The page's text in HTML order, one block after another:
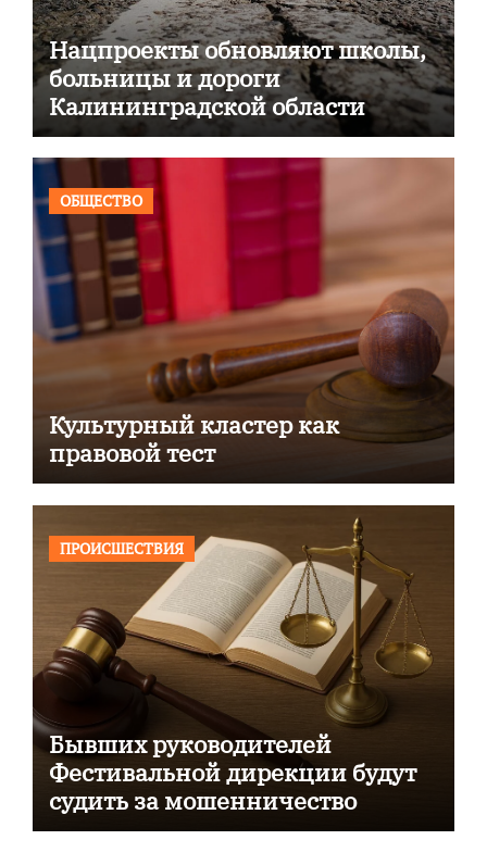
Нацпроекты обновляют школы,
больницы и дороги
Калининградской области
ОБЩЕСТВО
Культурный кластер как
правовой тест
ПРОИСШЕСТВИЯ
Бывших руководителей
Фестивальной дирекции будут
судить за мошенничество